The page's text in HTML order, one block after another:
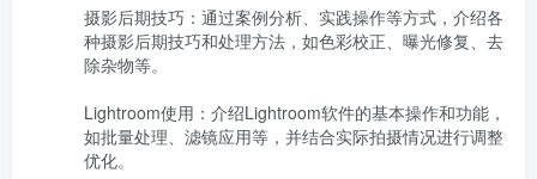
摄影后期技巧：通过案例分析、实践操作等方式，介绍各
种摄影后期技巧和处理方法，如色彩校正、曝光修复、去
除杂物等。
Lightroom使用：介绍Lightroom软件的基本操作和功能，
如批量处理、滤镜应用等，并结合实际拍摄情况进行调整
优化。